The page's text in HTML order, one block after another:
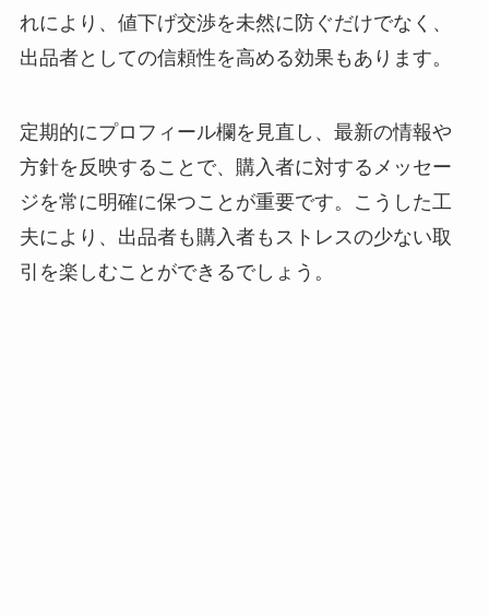
れにより、値下げ交渉を未然に防ぐだけでなく、
出品者としての信頼性を高める効果もあります。
定期的にプロフィール欄を見直し、最新の情報や
方針を反映することで、購入者に対するメッセー
ジを常に明確に保つことが重要です。こうした工
夫により、出品者も購入者もストレスの少ない取
引を楽しむことができるでしょう。